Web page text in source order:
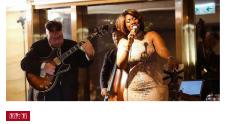
商業
科技
影片
名家榜
灼見活動
面對面